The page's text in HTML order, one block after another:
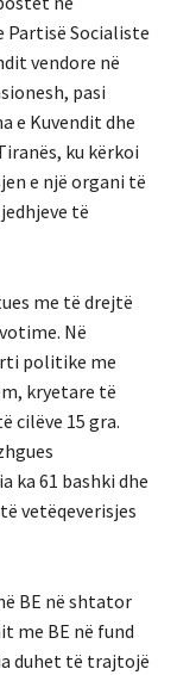
Partisë Socialiste
vendore në
pasi
e Kuvendit dhe
ku kërkoi
e një organi të
të
me të drejtë
Në
politike me
kryetare të
cilëve 15 gra.
ka 61 bashki dhe
vetëqeverisjes
BE në shtator
me BE në fund
duhet të trajtojë